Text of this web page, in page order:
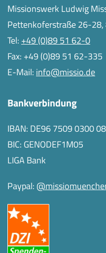
Missionswerk Ludwig
Pettenkoferstraße 26-
Tel: +49 (0)89 51 62-0
Fax: +49 (0)89 51 62-335
E-Mail: info@missio.de
Bankverbindung
IBAN: DE96 7509 0300
BIC: GENODEF1M05
LIGA Bank
Paypal: